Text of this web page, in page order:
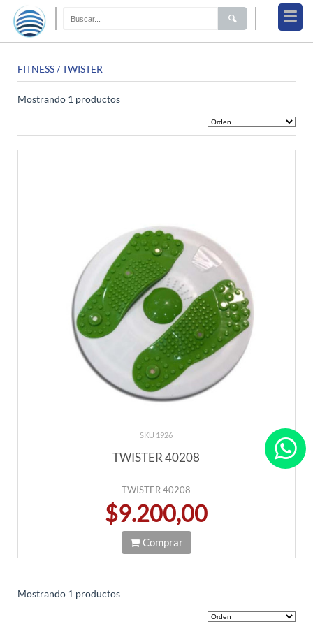
FITNESS/ TWISTER
Mostrando 1 productos
SKU 1926
TWISTER 40208
TWISTER 40208
$9.200,00
Comprar
Mostrando 1 productos